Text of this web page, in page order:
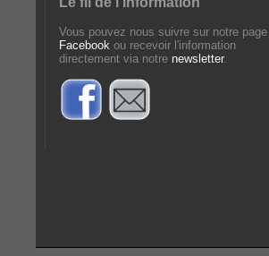
Vous pouvez nous suivre sur notre page
Facebook ou recevoir l'information
directement via notre newsletter.